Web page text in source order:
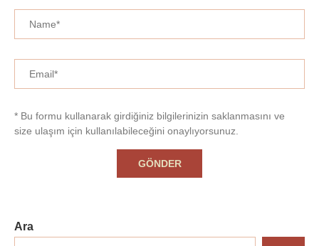
* Bu formu kullanarak girdiğiniz bilgilerinizin saklanmasını ve
size ulaşım için kullanılabileceğini onaylıyorsunuz.
Ara